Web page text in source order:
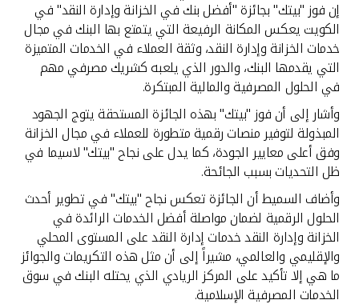
مواقع الفروع وأجهزة الصرف الآلي
ألمانيا
ماليزيا
تركيا
مصر
المملكة المتحدة
مملكة البحرين
إن فوز "بيتك" بجائزة "أفضل بنك في الخزانة وإدارة النقد" في
الكويت يعكس المكانة الرفيعة التي يتمتع بها البنك في مجال
خدمات الخزانة وإدارة النقد، وثقة العملاء في الخدمات المتميزة
التي يقدمها البنك، والدور الذي يلعبه كشريك مصرفي مهم
في الحلول المصرفية والمالية المبتكرة.
وأشار إلى أن فوز "بيتك" بهذه الجائزة المستحقة يتوج الجهود
المبذولة لتوفير منصات رقمية متطورة للعملاء في مجال الخزانة
وفق أعلى معايير الجودة، كما يدل على نجاح "بيتك" لاسيما في
ظل التحديات بسبب الجائحة.
وأضاف السميط أن الجائزة تعكس نجاح "بيتك" في تطوير أحدث
الحلول الرقمية لضمان مواصلة أفضل الخدمات الرائدة في
الخزانة وإدارة النقد خدمات إدارة النقد على المستوى المحلي
والإقليمي والعالمي، مشيراً إلى أن مثل هذه التكريمات والجوائز
ما هي إلا تأكيد على المركز الريادي الذي يحتله البنك في سوق
الخدمات المصرفية الإسلامية.